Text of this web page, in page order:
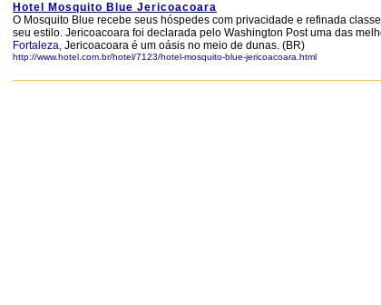
Hotel Mosquito Blue Jericoacoara
O Mosquito Blue recebe seus hóspedes com privacidade e refinada
seu estilo. Jericoacoara foi declarada pelo Washington Post uma das
Fortaleza, Jericoacoara é um oásis no meio de dunas. (BR)
http://www.hotel.com.br/hotel/7123/hotel-mosquito-blue-jericoacoara.html